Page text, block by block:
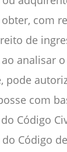
com
de
analisar
pode
com
Código
Código